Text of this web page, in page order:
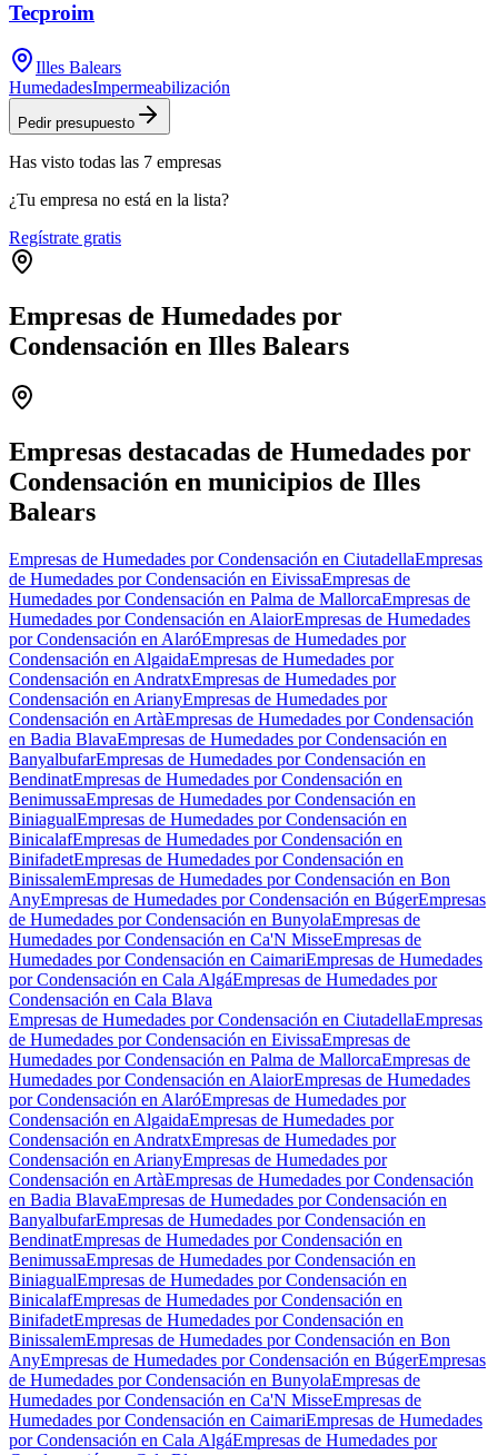
Tecproim
Illes Balears
HumedadesImpermeabilización
Pedir presupuesto
Has visto todas las 7 empresas
¿Tu empresa no está en la lista?
Regístrate gratis
Empresas de Humedades por
Condensación en Illes Balears
−
Empresas destacadas de Humedades por
Condensación en municipios de Illes
Balears
Empresas de Humedades por Condensación en CiutadellaEmpresas
de Humedades por Condensación en EivissaEmpresas de
Humedades por Condensación en Palma de MallorcaEmpresas de
Humedades por Condensación en AlaiorEmpresas de Humedades
por Condensación en AlaróEmpresas de Humedades por
Condensación en AlgaidaEmpresas de Humedades por
Condensación en AndratxEmpresas de Humedades por
Condensación en ArianyEmpresas de Humedades por
Condensación en ArtàEmpresas de Humedades por Condensación
en Badia BlavaEmpresas de Humedades por Condensación en
BanyalbufarEmpresas de Humedades por Condensación en
BendinatEmpresas de Humedades por Condensación en
BenimussaEmpresas de Humedades por Condensación en
BiniagualEmpresas de Humedades por Condensación en
BinicalafEmpresas de Humedades por Condensación en
BinifadetEmpresas de Humedades por Condensación en
BinissalemEmpresas de Humedades por Condensación en Bon
AnyEmpresas de Humedades por Condensación en BúgerEmpresas
de Humedades por Condensación en BunyolaEmpresas de
Humedades por Condensación en Ca'N MisseEmpresas de
Humedades por Condensación en CaimariEmpresas de Humedades
por Condensación en Cala AlgáEmpresas de Humedades por
Condensación en Cala Blava
Empresas de Humedades por Condensación en CiutadellaEmpresas
de Humedades por Condensación en EivissaEmpresas de
Humedades por Condensación en Palma de MallorcaEmpresas de
Humedades por Condensación en AlaiorEmpresas de Humedades
por Condensación en AlaróEmpresas de Humedades por
Condensación en AlgaidaEmpresas de Humedades por
Condensación en AndratxEmpresas de Humedades por
Condensación en ArianyEmpresas de Humedades por
Condensación en ArtàEmpresas de Humedades por Condensación
en Badia BlavaEmpresas de Humedades por Condensación en
BanyalbufarEmpresas de Humedades por Condensación en
BendinatEmpresas de Humedades por Condensación en
BenimussaEmpresas de Humedades por Condensación en
BiniagualEmpresas de Humedades por Condensación en
BinicalafEmpresas de Humedades por Condensación en
BinifadetEmpresas de Humedades por Condensación en
BinissalemEmpresas de Humedades por Condensación en Bon
AnyEmpresas de Humedades por Condensación en BúgerEmpresas
de Humedades por Condensación en BunyolaEmpresas de
Humedades por Condensación en Ca'N MisseEmpresas de
Humedades por Condensación en CaimariEmpresas de Humedades
por Condensación en Cala AlgáEmpresas de Humedades por